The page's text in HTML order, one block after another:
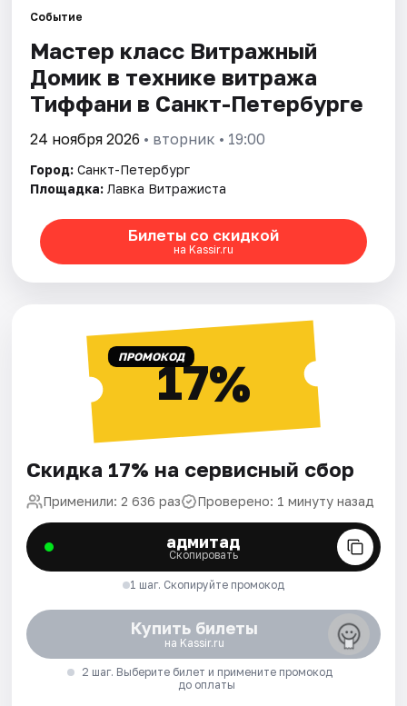
Города
Площадки
Артисты
Рейтинги
Событие
Мастер класс Витражный
Домик в технике витража
Тиффани в Санкт-Петербурге
24 ноября 2026 • вторник • 19:00
Город: Санкт-Петербург
Площадка: Лавка Витражиста
Билеты со скидкой
на Kassir.ru
ПРОМОКОД17%
Скидка 17% на сервисный сбор
Применили: 2 636 раз Проверено: 1 минуту назад
адмитад
Скопировать
1 шаг. Скопируйте промокод
Купить билеты
на Kassir.ru
2 шаг. Выберите билет и примените промокод
до оплаты